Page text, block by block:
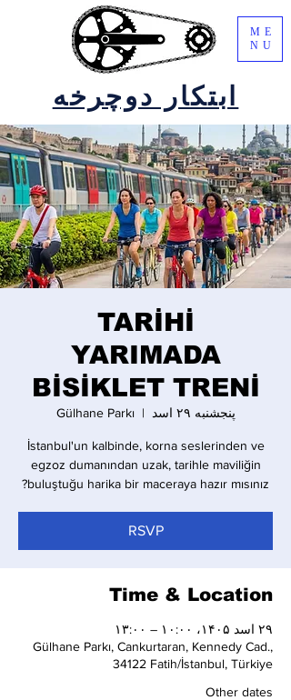
ابتکار دوچرخه
ME
NU
TARİHİ
YARIMADA
BİSİKLET TRENİ
پنجشنبه ۲۹ اسد
  |
Gülhane Parkı
İstanbul'un kalbinde, korna seslerinden ve
egzoz dumanından uzak, tarihle maviliğin
buluştuğu harika bir maceraya hazır mısınız?
RSVP
Time & Location
۲۹ اسد ۱۴۰۵، ۱۰:۰۰ – ۱۳:۰۰
Gülhane Parkı, Cankurtaran, Kennedy Cad.,
34122 Fatih/İstanbul, Türkiye
Other dates